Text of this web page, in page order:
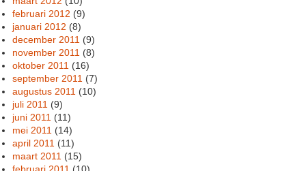
februari 2012 (9)
januari 2012 (8)
december 2011 (9)
november 2011 (8)
oktober 2011 (16)
september 2011 (7)
augustus 2011 (10)
juli 2011 (9)
juni 2011 (11)
mei 2011 (14)
april 2011 (11)
maart 2011 (15)
februari 2011 (10)